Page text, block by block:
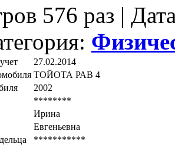
576 раз |
27.02.2014
ТОЙОТА РАВ 4
2002
********
Ирина
Евгеньевна
***********